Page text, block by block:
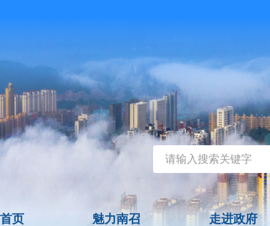
首页 魅力南召 走进政府